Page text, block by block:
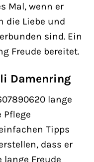
Mal, wenn er
die Liebe und
sind. Ein
Freude bereitet.
Damenring
lange
Tipps
dass er
lange Freude